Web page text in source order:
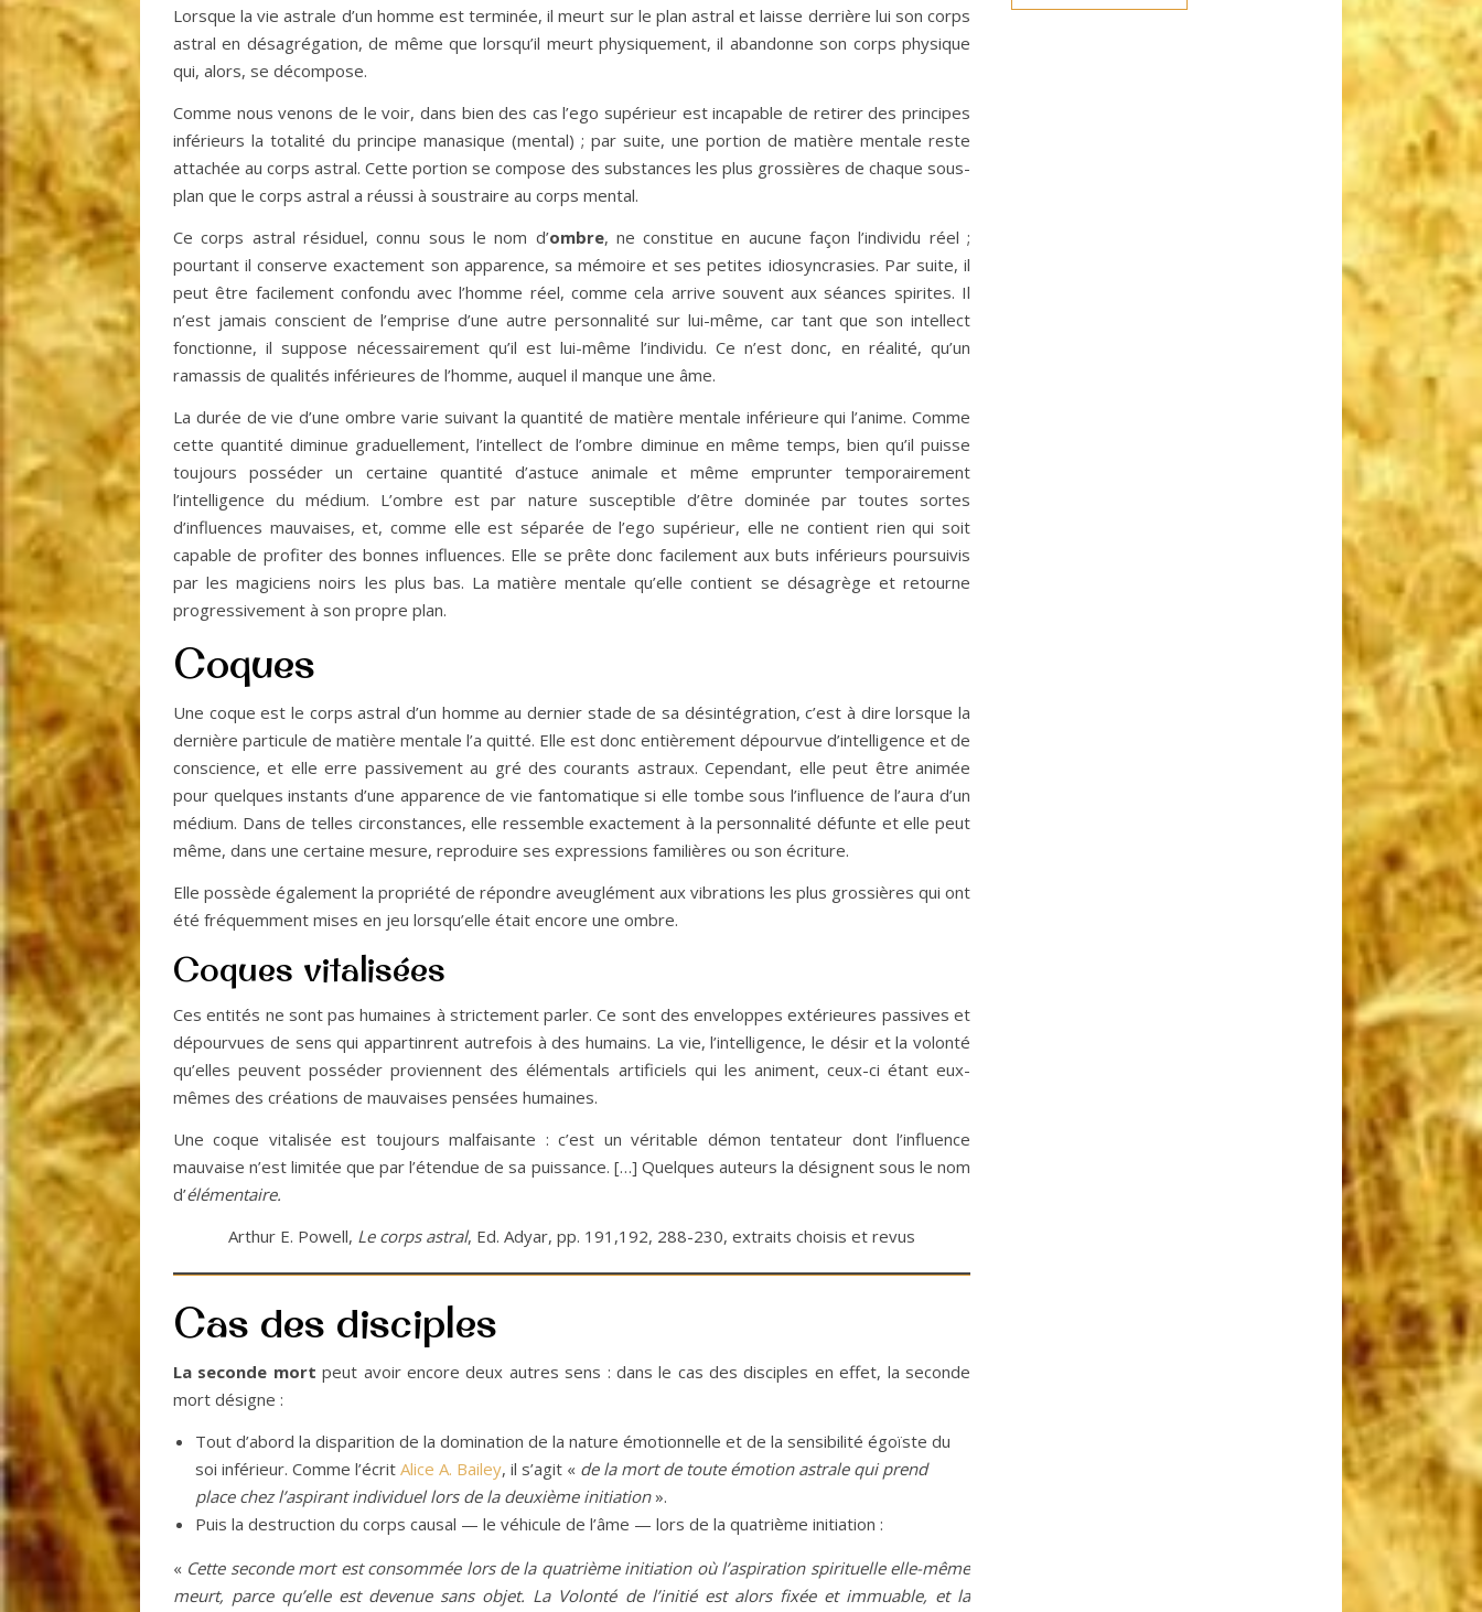
Lorsque la vie astrale d’un homme est terminée, il meurt sur le plan astral et laisse derrière lui son corps
astral en désagrégation, de même que lorsqu’il meurt physiquement, il abandonne son corps physique
qui, alors, se décompose.
Comme nous venons de le voir, dans bien des cas l’ego supérieur est incapable de retirer des principes
inférieurs la totalité du principe manasique (mental) ; par suite, une portion de matière mentale reste
attachée au corps astral. Cette portion se compose des substances les plus grossières de chaque sous-
plan que le corps astral a réussi à soustraire au corps mental.
Ce corps astral résiduel, connu sous le nom d’ombre, ne constitue en aucune façon l’individu réel ;
pourtant il conserve exactement son apparence, sa mémoire et ses petites idiosyncrasies. Par suite, il
peut être facilement confondu avec l’homme réel, comme cela arrive souvent aux séances spirites. Il
n’est jamais conscient de l’emprise d’une autre personnalité sur lui-même, car tant que son intellect
fonctionne, il suppose nécessairement qu’il est lui-même l’individu. Ce n’est donc, en réalité, qu’un
ramassis de qualités inférieures de l’homme, auquel il manque une âme.
La durée de vie d’une ombre varie suivant la quantité de matière mentale inférieure qui l’anime. Comme
cette quantité diminue graduellement, l’intellect de l’ombre diminue en même temps, bien qu’il puisse
toujours posséder un certaine quantité d’astuce animale et même emprunter temporairement
l’intelligence du médium. L’ombre est par nature susceptible d’être dominée par toutes sortes
d’influences mauvaises, et, comme elle est séparée de l’ego supérieur, elle ne contient rien qui soit
capable de profiter des bonnes influences. Elle se prête donc facilement aux buts inférieurs poursuivis
par les magiciens noirs les plus bas. La matière mentale qu’elle contient se désagrège et retourne
progressivement à son propre plan.
Coques
Une coque est le corps astral d’un homme au dernier stade de sa désintégration, c’est à dire lorsque la
dernière particule de matière mentale l’a quitté. Elle est donc entièrement dépourvue d’intelligence et de
conscience, et elle erre passivement au gré des courants astraux. Cependant, elle peut être animée
pour quelques instants d’une apparence de vie fantomatique si elle tombe sous l’influence de l’aura d’un
médium. Dans de telles circonstances, elle ressemble exactement à la personnalité défunte et elle peut
même, dans une certaine mesure, reproduire ses expressions familières ou son écriture.
Elle possède également la propriété de répondre aveuglément aux vibrations les plus grossières qui ont
été fréquemment mises en jeu lorsqu’elle était encore une ombre.
Coques vitalisées
Ces entités ne sont pas humaines à strictement parler. Ce sont des enveloppes extérieures passives et
dépourvues de sens qui appartinrent autrefois à des humains. La vie, l’intelligence, le désir et la volonté
qu’elles peuvent posséder proviennent des élémentals artificiels qui les animent, ceux-ci étant eux-
mêmes des créations de mauvaises pensées humaines.
Une coque vitalisée est toujours malfaisante : c’est un véritable démon tentateur dont l’influence
mauvaise n’est limitée que par l’étendue de sa puissance. […] Quelques auteurs la désignent sous le nom
d’élémentaire.
Arthur E. Powell, Le corps astral, Ed. Adyar, pp. 191,192, 288-230, extraits choisis et revus
Cas des disciples
La seconde mort peut avoir encore deux autres sens : dans le cas des disciples en effet, la seconde
mort désigne :
Tout d’abord la disparition de la domination de la nature émotionnelle et de la sensibilité égoïste du
soi inférieur. Comme l’écrit Alice A. Bailey, il s’agit « de la mort de toute émotion astrale qui prend
place chez l’aspirant individuel lors de la deuxième initiation».
Puis la destruction du corps causal — le véhicule de l’âme — lors de la quatrième initiation :
« Cette seconde mort est consommée lors de la quatrième initiation où l’aspiration spirituelle elle-même
meurt, parce qu’elle est devenue sans objet. La Volonté de l’initié est alors fixée et immuable, et la